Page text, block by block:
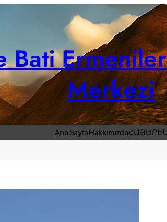
Bati
Merkezi
Ana SayfaHakkımızdaՀԱՅԵՐԷՆ